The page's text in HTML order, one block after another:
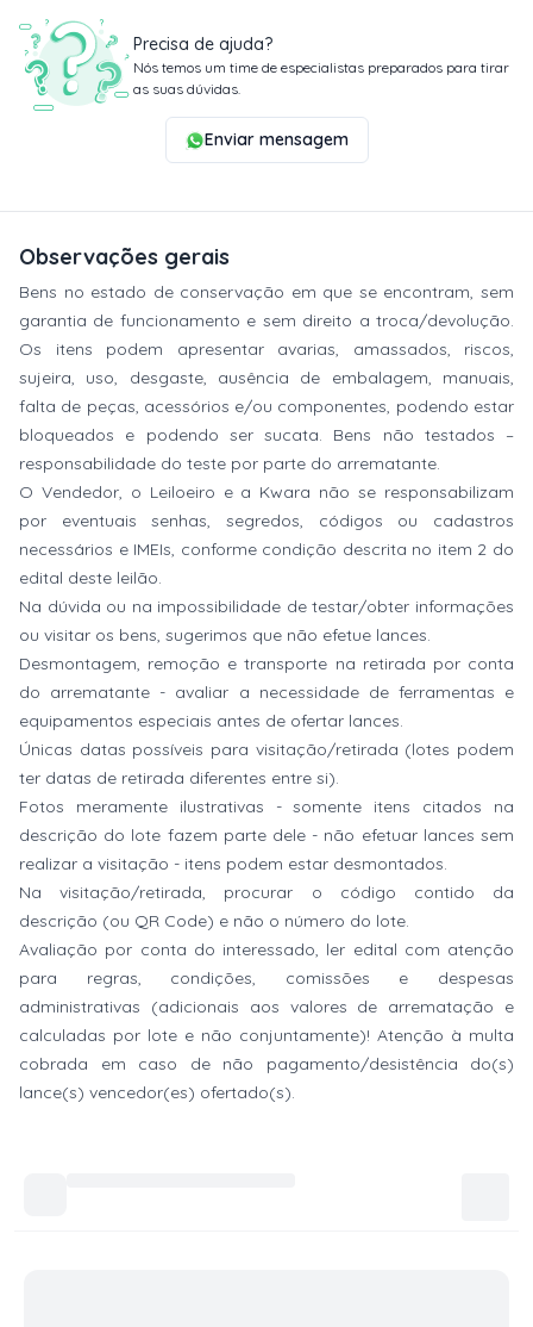
Precisa de ajuda?
Nós temos um time de especialistas preparados para tirar
as suas dúvidas.
Enviar mensagem
Observações gerais
Bens no estado de conservação em que se encontram, sem
garantia de funcionamento e sem direito a troca/devolução.
Os itens podem apresentar avarias, amassados, riscos,
sujeira, uso, desgaste, ausência de embalagem, manuais,
falta de peças, acessórios e/ou componentes, podendo estar
bloqueados e podendo ser sucata. Bens não testados –
responsabilidade do teste por parte do arrematante.
O Vendedor, o Leiloeiro e a Kwara não se responsabilizam
por eventuais senhas, segredos, códigos ou cadastros
necessários e IMEIs, conforme condição descrita no item 2 do
edital deste leilão.
Na dúvida ou na impossibilidade de testar/obter informações
ou visitar os bens, sugerimos que não efetue lances.
Desmontagem, remoção e transporte na retirada por conta
do arrematante - avaliar a necessidade de ferramentas e
equipamentos especiais antes de ofertar lances.
Únicas datas possíveis para visitação/retirada (lotes podem
ter datas de retirada diferentes entre si).
Fotos meramente ilustrativas - somente itens citados na
descrição do lote fazem parte dele - não efetuar lances sem
realizar a visitação - itens podem estar desmontados.
Na visitação/retirada, procurar o código contido da
descrição (ou QR Code) e não o número do lote.
Avaliação por conta do interessado, ler edital com atenção
para regras, condições, comissões e despesas
administrativas (adicionais aos valores de arrematação e
calculadas por lote e não conjuntamente)! Atenção à multa
cobrada em caso de não pagamento/desistência do(s)
lance(s) vencedor(es) ofertado(s).